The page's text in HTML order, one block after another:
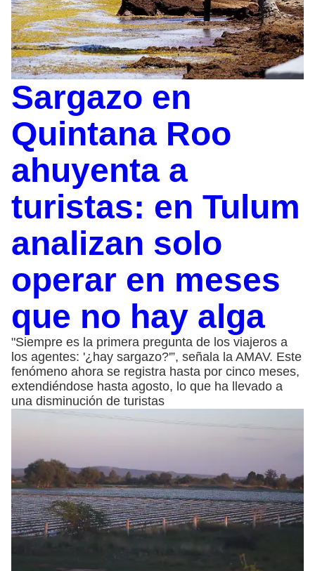
Sargazo en
Quintana Roo
ahuyenta a
turistas: en Tulum
analizan solo
operar en meses
que no hay alga
"Siempre es la primera pregunta de los viajeros a
los agentes: '¿hay sargazo?'”, señala la AMAV. Este
fenómeno ahora se registra hasta por cinco meses,
extendiéndose hasta agosto, lo que ha llevado a
una disminución de turistas